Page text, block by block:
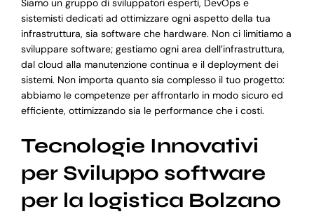
Siamo un gruppo di sviluppatori esperti, DevOps e
sistemisti dedicati ad ottimizzare ogni aspetto della tua
infrastruttura, sia software che hardware. Non ci limitiamo a
sviluppare software; gestiamo ogni area dell’infrastruttura,
dal cloud alla manutenzione continua e il deployment dei
sistemi. Non importa quanto sia complesso il tuo progetto:
abbiamo le competenze per affrontarlo in modo sicuro ed
efficiente, ottimizzando sia le performance che i costi.
Tecnologie Innovativi
per Sviluppo software
per la logistica Bolzano